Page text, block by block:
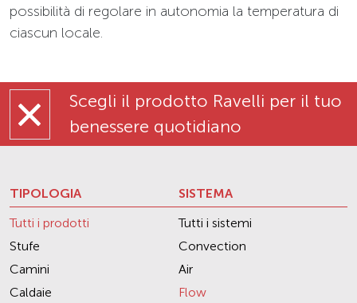
possibilità di regolare in autonomia la temperatura di
ciascun locale.
Scegli il prodotto Ravelli per il tuo
benessere quotidiano
TIPOLOGIA
Tutti i prodotti
Stufe
Camini
Caldaie
SISTEMA
Tutti i sistemi
Convection
Air
Flow